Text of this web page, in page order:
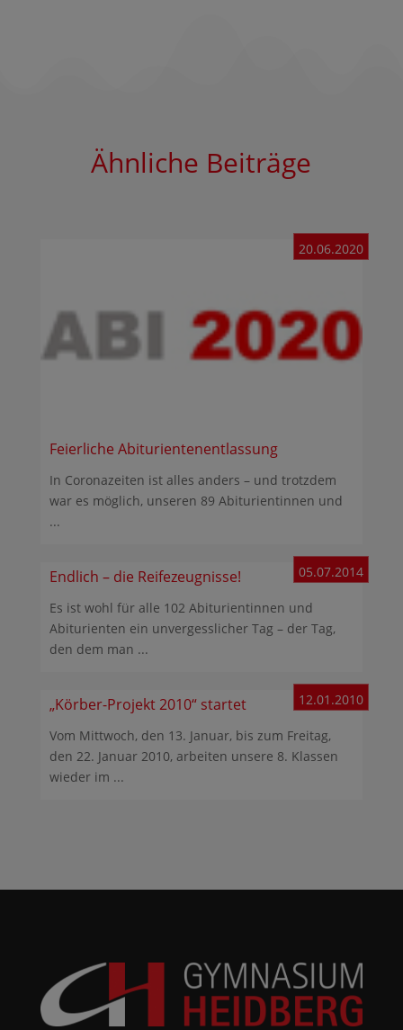
Ähnliche Beiträge
Feierliche Abiturientenentlassung
20.06.2020
In Coronazeiten ist alles anders – und trotzdem
war es möglich, unseren 89 Abiturientinnen und
...
Endlich – die Reifezeugnisse! 05.07.2014
Es ist wohl für alle 102 Abiturientinnen und
Abiturienten ein unvergesslicher Tag – der Tag,
den dem man ...
„Körber-Projekt 2010“ startet 12.01.2010
Vom Mittwoch, den 13. Januar, bis zum Freitag,
den 22. Januar 2010, arbeiten unsere 8. Klassen
wieder im ...